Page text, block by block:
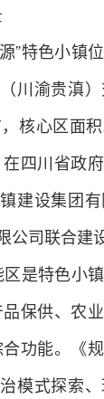
”特色小镇
川渝贵滇
核心区面
四川省政
建设集团
司联合建
是特色小
保供、农
功能。《
模式探索